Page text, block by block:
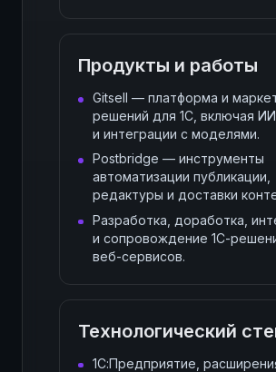
Продукты и работы
Gitsell — платформа и
решений для 1С, включая
и интеграции с моделями.
Postbridge — инструменты
автоматизации публикации,
редактуры и доставки
Разработка, доработка,
и сопровождение 1С-
веб-сервисов.
Технологический
1С:Предприятие,